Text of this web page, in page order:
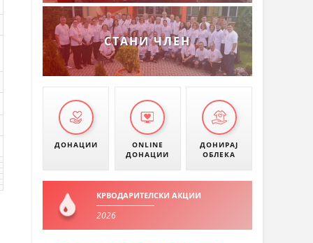
СТАНИ ЧЛЕН
ДОНАЦИИ
ONLINE
ДОНАЦИИ
ДОНИРАЈ
ОБЛЕКА
КРВОДАРИТЕЛСКИ АКЦИИ
2026